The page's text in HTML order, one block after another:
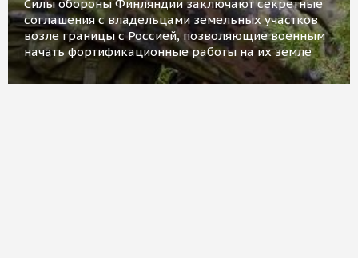
Силы обороны Финляндии заключают секретные
соглашения с владельцами земельных участков
возле границы с Россией, позволяющие военным
начать фортификационные работы на их земле